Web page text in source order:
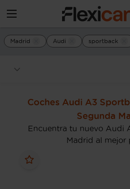
Madrid Audi sportback
Coches Audi A3
Segunda
Encuentra tu nuevo Audi
Madrid al mejor